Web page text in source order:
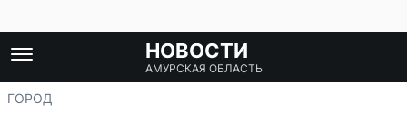
НОВОСТИ
АМУРСКАЯ ОБЛАСТЬ
ГОРОД